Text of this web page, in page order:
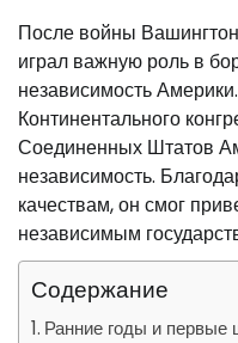
После войны
играл важную роль в
независимость
Континентального
Соединенных Штатов
независимость.
качествам, он смог
независимым
Содержание
Ранние годы и первые